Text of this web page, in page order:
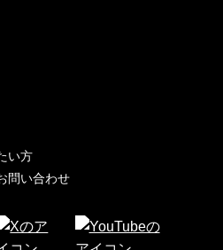
い方
問い合わせ